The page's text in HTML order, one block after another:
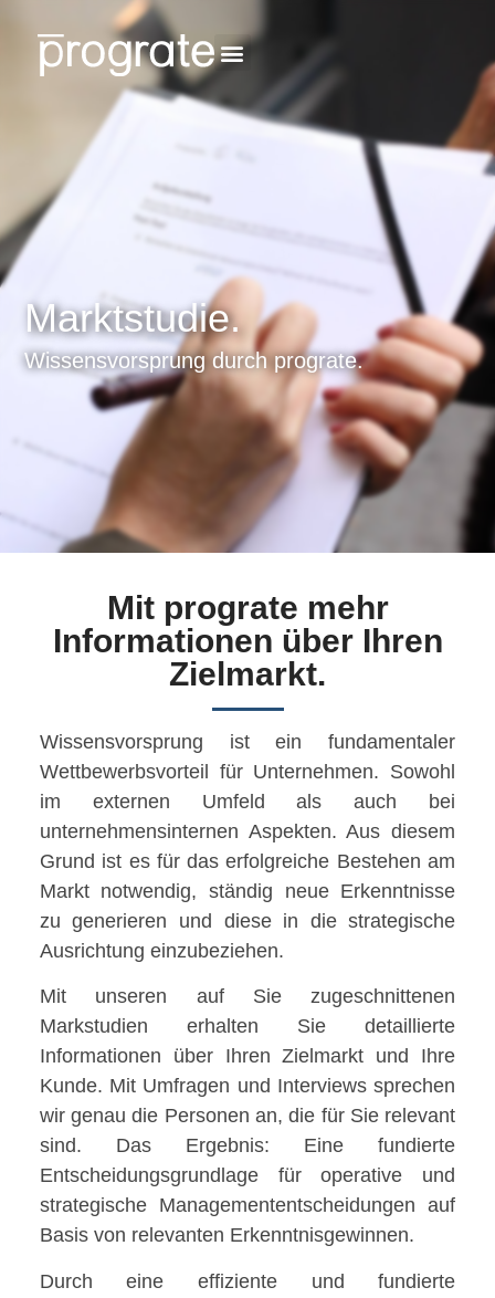
Marktstudie.
Wissensvorsprung durch prograte.
Mit prograte mehr
Informationen über Ihren
Zielmarkt.
Wissensvorsprung ist ein fundamentaler
Wettbewerbsvorteil für Unternehmen. Sowohl
im externen Umfeld als auch bei
unternehmensinternen Aspekten. Aus diesem
Grund ist es für das erfolgreiche Bestehen am
Markt notwendig, ständig neue Erkenntnisse
zu generieren und diese in die strategische
Ausrichtung einzubeziehen.
Mit unseren auf Sie zugeschnittenen
Markstudien erhalten Sie detaillierte
Informationen über Ihren Zielmarkt und Ihre
Kunde. Mit Umfragen und Interviews sprechen
wir genau die Personen an, die für Sie relevant
sind. Das Ergebnis: Eine fundierte
Entscheidungsgrundlage für operative und
strategische Managemententscheidungen auf
Basis von relevanten Erkenntnisgewinnen.
Durch eine effiziente und fundierte